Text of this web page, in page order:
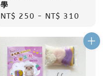
學
Regular
NT$ 250 - NT$ 310